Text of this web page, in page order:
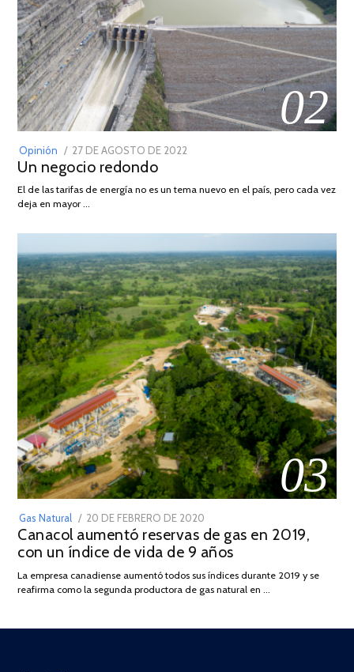
02
Opinión
POSTED
ON
27 DE AGOSTO DE 2022
Un negocio redondo
El de las tarifas de energía no es un tema nuevo en el país, pero cada vez
deja en mayor …
03
Gas Natural
POSTED
ON
20 DE FEBRERO DE 2020
DE
JULIO
2025
Canacol aumentó reservas de gas en 2019,
con un índice de vida de 9 años
La empresa canadiense aumentó todos sus índices durante 2019 y se
reafirma como la segunda productora de gas natural en …